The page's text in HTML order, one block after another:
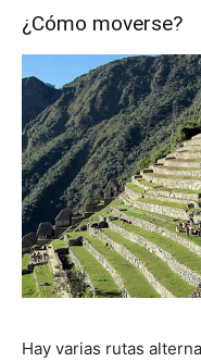
¿Cómo moverse?
Hay varias rutas